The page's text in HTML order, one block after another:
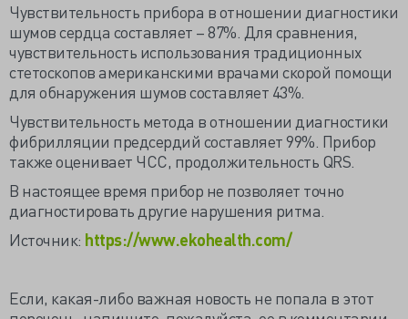
Чувствительность прибора в отношении диагностики
шумов сердца составляет – 87%. Для сравнения,
чувствительность использования традиционных
стетоскопов американскими врачами скорой помощи
для обнаружения шумов составляет 43%.
Чувствительность метода в отношении диагностики
фибрилляции предсердий составляет 99%. Прибор
также оценивает ЧСС, продолжительность QRS.
В настоящее время прибор не позволяет точно
диагностировать другие нарушения ритма.
Источник: https://www.ekohealth.com/
Если, какая-либо важная новость не попала в этот